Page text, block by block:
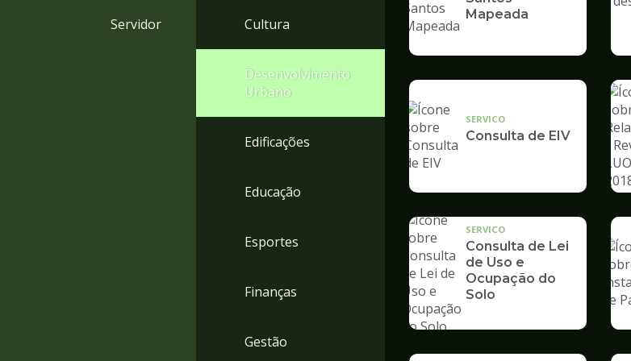
Servidor Cultura
Desenvolvimento
Urbano
Edificações
Educação
Esportes
Finanças
Gestão
Mapeada
SERVICO
Consulta de EIV
SERVICO
Consulta de Lei
de Uso e
Ocupação do
Solo